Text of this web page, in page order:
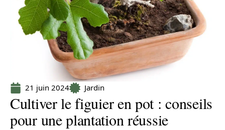
21 juin 2024 Jardin
Cultiver le figuier en pot : conseils
pour une plantation réussie